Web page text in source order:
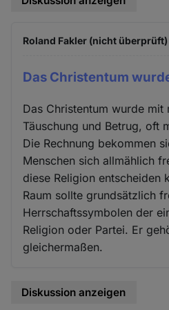
Roland Fakler (nicht überprüft)
Das Christentum
Das Christentum wurde
Täuschung und Betrug, oft
Die Rechnung bekommen
Menschen sich allmählich
diese Religion entscheiden
Raum sollte grundsätzlich
Herrschaftssymbolen der
Religion oder Partei. Er
gleichermaßen.
Diskussion anzeigen